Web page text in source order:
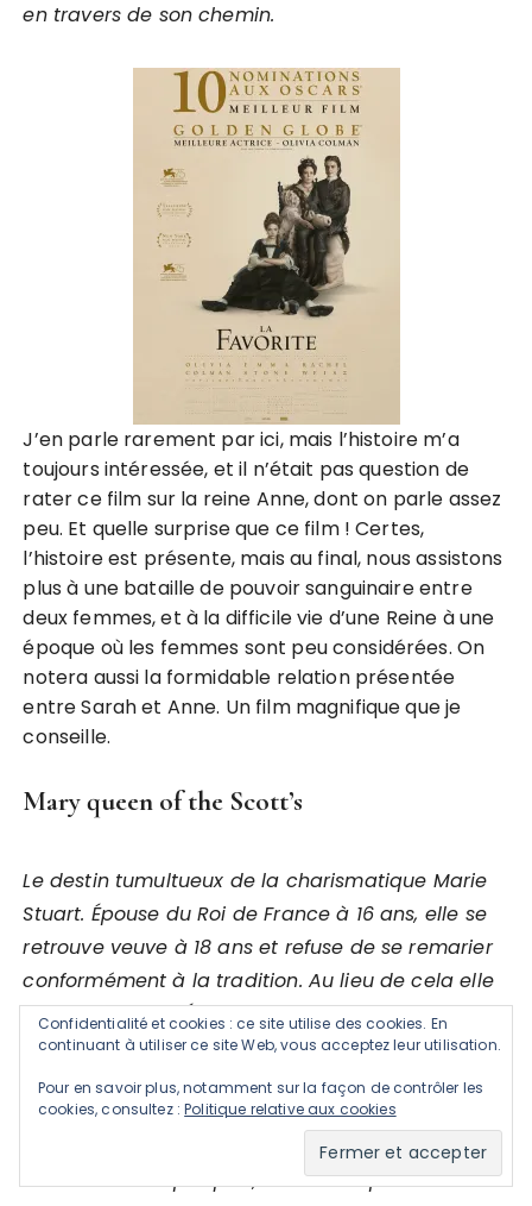
en travers de son chemin.
J’en parle rarement par ici, mais l’histoire m’a
toujours intéressée, et il n’était pas question de
rater ce film sur la reine Anne, dont on parle assez
peu. Et quelle surprise que ce film ! Certes,
l’histoire est présente, mais au final, nous assistons
plus à une bataille de pouvoir sanguinaire entre
deux femmes, et à la difficile vie d’une Reine à une
époque où les femmes sont peu considérées. On
notera aussi la formidable relation présentée
entre Sarah et Anne. Un film magnifique que je
conseille.
Mary queen of the Scott’s
Le destin tumultueux de la charismatique Marie
Stuart. Épouse du Roi de France à 16 ans, elle se
retrouve veuve à 18 ans et refuse de se remarier
conformément à la tradition. Au lieu de cela elle
repart dans son Écosse natale réclamer le trône
qui lui revient de droit. Mais la poigne d’Élisabeth
Iʳᵉ s’étend aussi bien sur l’Angleterre que l’Écosse.
Les deux jeunes reines ne tardent pas à devenir
de véritables sœurs ennemies et, entre peur et
fascination réciproques, se battent pour la
Confidentialité et cookies : ce site utilise des cookies. En
continuant à utiliser ce site Web, vous acceptez leur utilisation.
Pour en savoir plus, notamment sur la façon de contrôler les
cookies, consultez :Politique relative aux cookies